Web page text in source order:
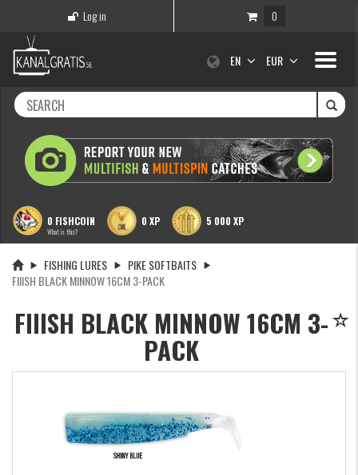
Log in 0
Toggle
EN EUR
0 FISHCOIN
What is this?
0 XP 5 000 XP
FISHING LURES
PIKE SOFTBAITS
FIIISH BLACK MINNOW 16CM 3-PACK
FIIISH BLACK MINNOW 16CM 3-
PACK